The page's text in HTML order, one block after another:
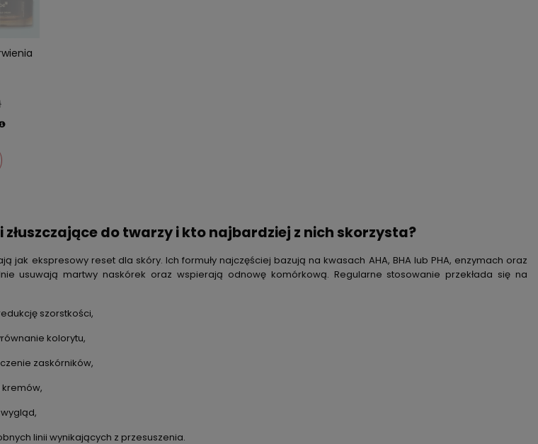
złuszczające do twarzyi kto najbardziej z nich skorzysta?
jak ekspresowy reset dla skóry. Ich formuły najczęściej bazują na kwasach AHA, BHA lub PHA, enzymach oraz
usuwają martwy naskórek oraz wspierają odnowę komórkową. Regularne stosowanie przekłada się na
szorstkości,
kolorytu,
zaskórników,
linii wynikających z przesuszenia.